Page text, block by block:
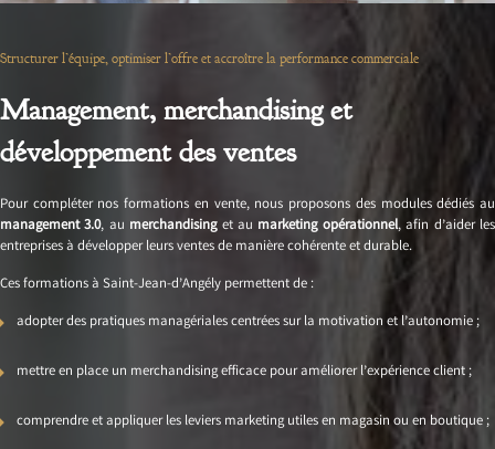
Structurer l’équipe, optimiser l’offre et accroître la performance commerciale
Management, merchandising et
développement des ventes
Pour compléter nos formations en vente, nous proposons des modules dédiés au
management 3.0, au merchandisinget au marketing opérationnel, afin d’aider les
entreprises à développer leurs ventes de manière cohérente et durable.
Ces formations à Saint-Jean-d’Angély permettent de :
adopter des pratiques managériales centrées sur la motivation et l’autonomie ;
mettre en place un merchandising efficace pour améliorer l’expérience client ;
comprendre et appliquer les leviers marketing utiles en magasin ou en boutique ;